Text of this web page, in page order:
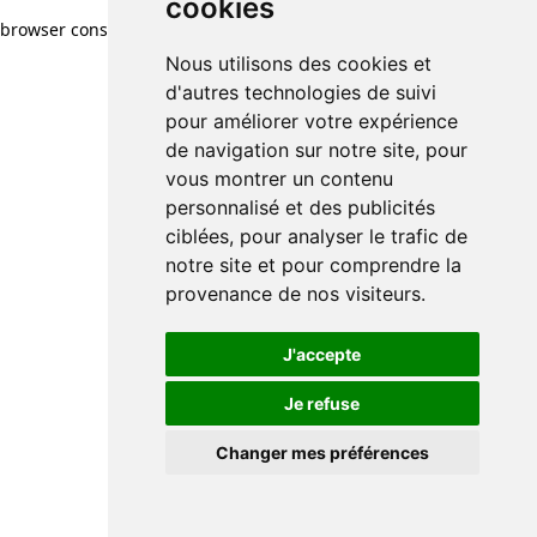
cookies
Nous utilisons des cookies et
d'autres technologies de suivi
pour améliorer votre expérience
de navigation sur notre site, pour
vous montrer un contenu
personnalisé et des publicités
ciblées, pour analyser le trafic de
notre site et pour comprendre la
provenance de nos visiteurs.
J'accepte
Je refuse
Changer mes préférences
browser console for more information)